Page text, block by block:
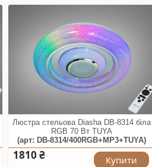
Люстра стельова Diasha DB-8314 біла
RGB 70 Вт TUYA
(арт: DB-8314/400RGB+MP3+TUYA)
1810 ₴ Купити